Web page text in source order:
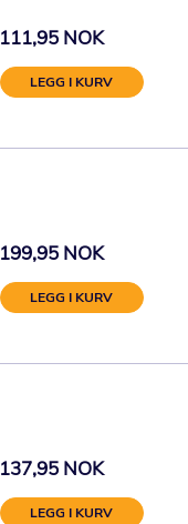
111,95 NOK
LEGG I KURV
199,95 NOK
LEGG I KURV
137,95 NOK
LEGG I KURV